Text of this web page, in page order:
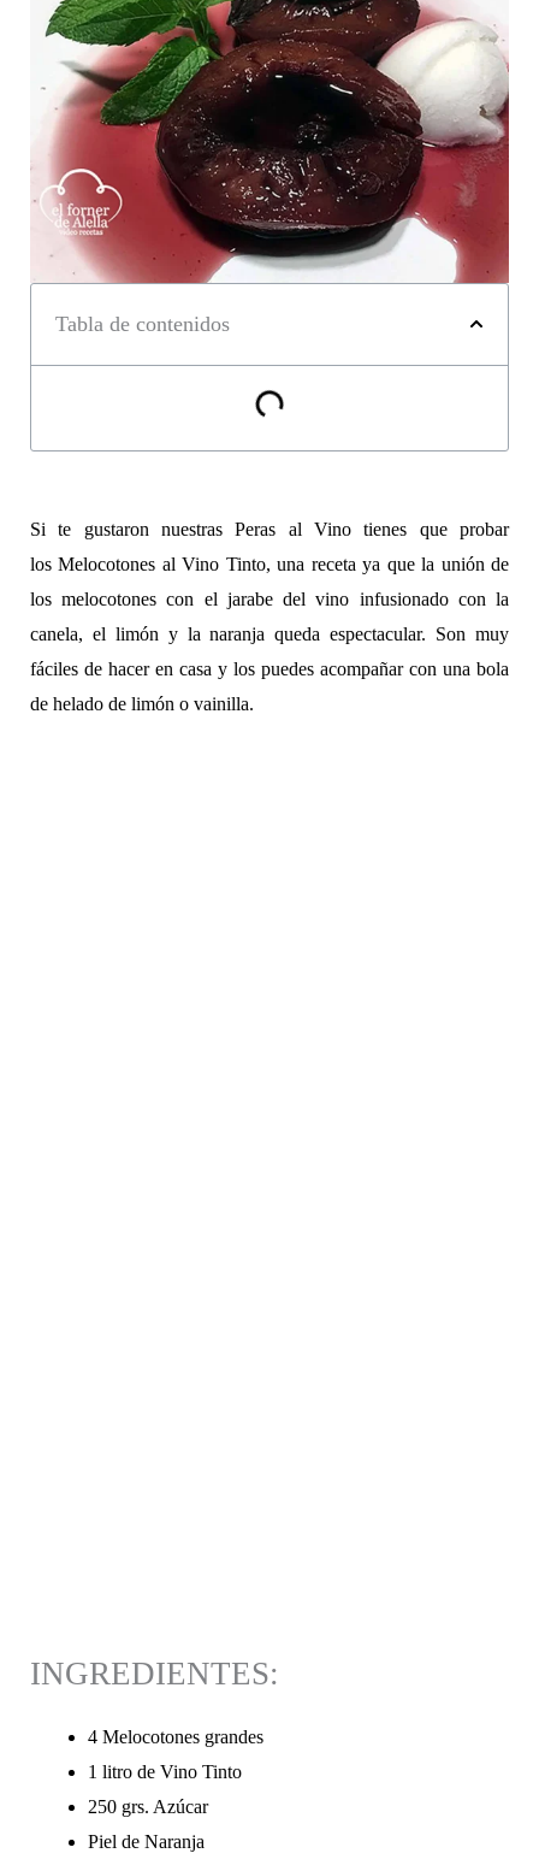
Tabla de contenidos
Si te gustaron nuestras Peras al Vino tienes que probar
los Melocotones al Vino Tinto, una receta ya que la unión de
los melocotones con el jarabe del vino infusionado con la
canela, el limón y la naranja queda espectacular. Son muy
fáciles de hacer en casa y los puedes acompañar con una bola
de helado de limón o vainilla.
INGREDIENTES:
4 Melocotones grandes
1 litro de Vino Tinto
250 grs. Azúcar
Piel de Naranja